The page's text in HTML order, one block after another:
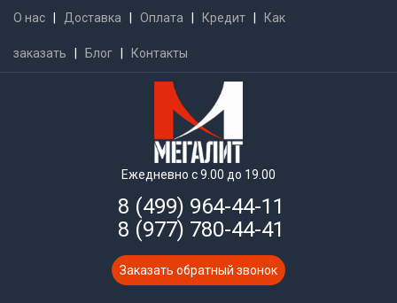
О нас Доставка Оплата Кредит Как
заказать Блог Контакты
Ежедневно с 9.00 до 19.00
8 (499) 964-44-11
8 (977) 780-44-41
Заказать обратный звонок